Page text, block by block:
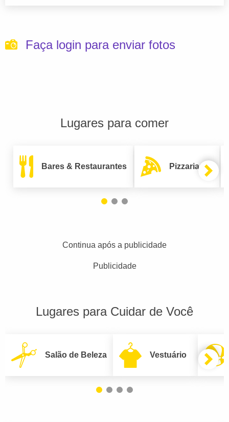
Faça login para enviar fotos
Lugares para comer
Bares & Restaurantes Pizzarias
Continua após a publicidade
Publicidade
Lugares para Cuidar de Você
Salão de Beleza Vestuário